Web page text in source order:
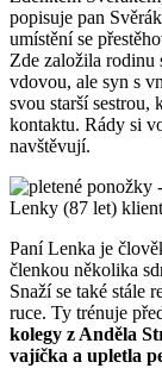
popisuje pan
umístění se
Zde založila rodinu
vdovou, ale syn s
svou starší sestrou,
kontaktu. Rády si
navštěvují.
Paní Lenka je
členkou několika
Snaží se také stále
ruce. Ty trénuje
kolegy z Anděla
vajíčka a upletla